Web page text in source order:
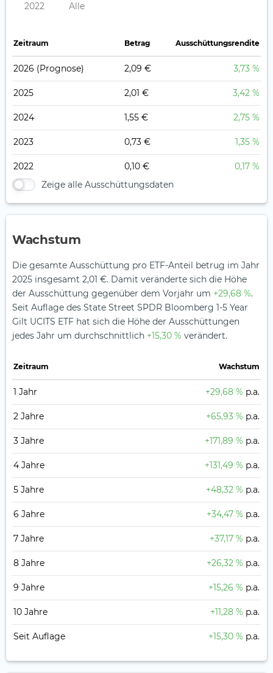
2022 Alle
Zeitraum Betrag Ausschüttungsrendite
2026 (Prognose) 2,09 € 3,73 %
2025 2,01 € 3,42 %
2024 1,55 € 2,75 %
2023 0,73 € 1,35 %
2022 0,10 €
0,17 %
Zeige alle Ausschüttungsdaten
Wachstum
Die gesamte Ausschüttung pro ETF-Anteil betrug im Jahr
2025 insgesamt 2,01 €. Damit veränderte sich die Höhe
der Ausschüttung gegenüber dem Vorjahr um +29,68 %.
Seit Auflage des State Street SPDR Bloomberg 1-5 Year
Gilt UCITS ETF hat sich die Höhe der Ausschüttungen
jedes Jahr um durchschnittlich +15,30 % verändert.
Zeitraum Wachstum
1 Jahr +29,68 % p.a.
2 Jahre +65,93 % p.a.
3 Jahre +171,89 % p.a.
4 Jahre +131,49 % p.a.
5 Jahre +48,32 % p.a.
6 Jahre +34,47 % p.a.
7 Jahre +37,17 % p.a.
8 Jahre +26,32 % p.a.
9 Jahre +15,26 % p.a.
10 Jahre +11,28 % p.a.
Seit Auflage +15,30 % p.a.